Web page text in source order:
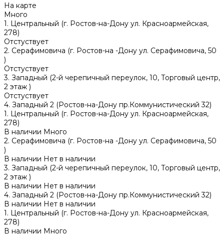
На карте
Много
1. Центральный (г. Ростов-на-Дону ул. Красноармейская,
278)
Отстуствует
2. Серафимовича (г. Ростов-на -Дону ул. Серафимовича, 50
)
Отстуствует
3. Западный (2-й черепичный переулок, 10, Торговый центр,
2 этаж )
Отстуствует
4. Западный 2 (Ростов-на-Дону пр.Коммунистический 32)
1. Центральный (г. Ростов-на-Дону ул. Красноармейская,
278)
В наличии Много
2. Серафимовича (г. Ростов-на -Дону ул. Серафимовича, 50
)
В наличии Нет в наличии
3. Западный (2-й черепичный переулок, 10, Торговый центр,
2 этаж )
В наличии Нет в наличии
4. Западный 2 (Ростов-на-Дону пр.Коммунистический 32)
В наличии Нет в наличии
1. Центральный (г. Ростов-на-Дону ул. Красноармейская,
278)
В наличии Много